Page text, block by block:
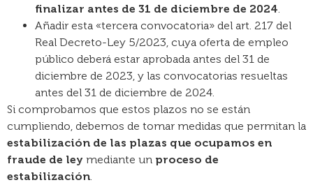
finalizar antes de 31 de diciembre de 2024.
Añadir esta «tercera convocatoria» del art. 217 del
Real Decreto-Ley 5/2023, cuya oferta de empleo
público deberá estar aprobada antes del 31 de
diciembre de 2023, y las convocatorias resueltas
antes del 31 de diciembre de 2024.
Si comprobamos que estos plazos no se están
cumpliendo, debemos de tomar medidas que permitan la
estabilización de las plazas que ocupamos en
fraude de ley mediante un proceso de
estabilización.